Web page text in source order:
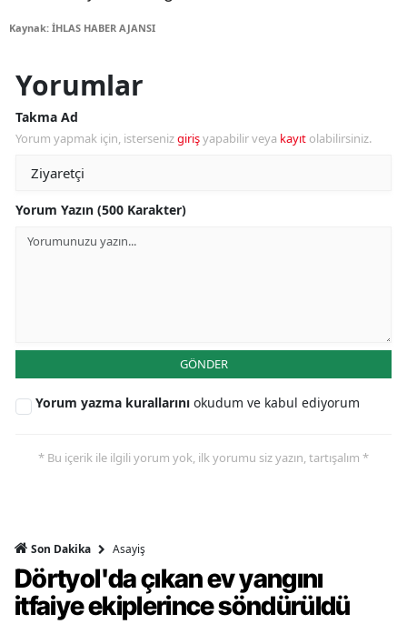
Kaynak: İHLAS HABER AJANSI
Yorumlar
Takma Ad
Yorum yapmak için, istersenizgirişyapabilir veya kayıt olabilirsiniz.
Yorum Yazın (500 Karakter)
GÖNDER
Yorum yazma kurallarını okudum ve kabul ediyorum
* Bu içerik ile ilgili yorum yok, ilk yorumu siz yazın, tartışalım *
Son Dakika Asayiş
Dörtyol'da çıkan ev yangını
itfaiye ekiplerince söndürüldü